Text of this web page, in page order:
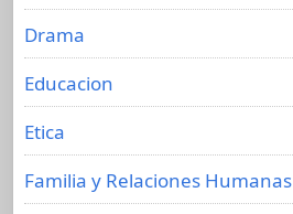
Drama
Educacion
Etica
Familia y Relaciones Humanas